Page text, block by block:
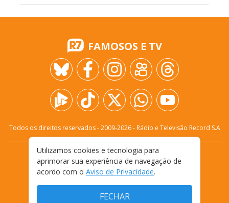
FAMOSOS E TV
Todos os direitos reservados - 2009-2026- Rádio e Televisão Record S.A
CARREIRA FALE CONOSCO
PRIVACIDADE
TERMOS E CONDIÇÕES DE USO
Utilizamos cookies e tecnologia para
aprimorar sua experiência de navegação de
acordo com o Aviso de Privacidade.
FECHAR